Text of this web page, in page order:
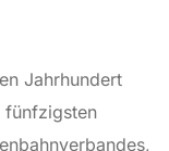
Jahrhundert
fünfzigsten